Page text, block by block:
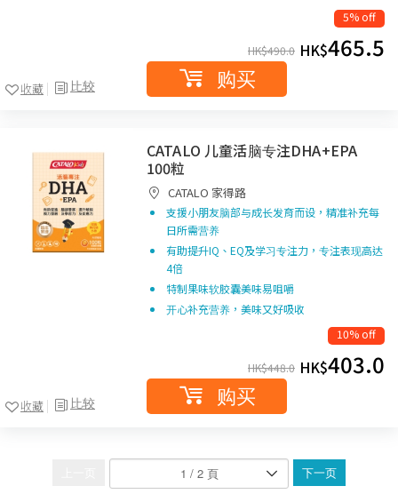
比较
收藏
5% off
HK$490.0 HK$465.5
购买
比较
收藏
CATALO 儿童活脑专注DHA+EPA
100粒
CATALO 家得路
支援小朋友脑部与成长发育而设，精准补充每
日所需营养
有助提升IQ、EQ及学习专注力，专注表现高达
4倍
特制果味软胶囊美味易咀嚼
开心补充营养，美味又好吸收
10% off
HK$448.0 HK$403.0
购买
下一页